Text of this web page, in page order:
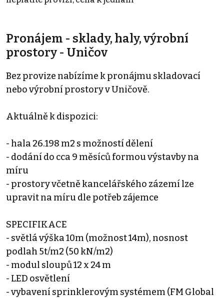
Pronájem - sklady, haly, výrobní
prostory - Uničov
Bez provize nabízíme k pronájmu skladovací
nebo výrobní prostory v Uničově.
Aktuálně k dispozici:
- hala 26.198 m2 s možností dělení
- dodání do cca 9 měsíců formou výstavby na
míru
- prostory včetně kancelářského zázemí lze
upravit na míru dle potřeb zájemce
SPECIFIKACE
- světlá výška 10m (možnost 14m), nosnost
podlah 5t/m2 (50 kN/m2)
- modul sloupů 12 x 24 m
- LED osvětlení
- vybavení sprinklerovým systémem (FM Global